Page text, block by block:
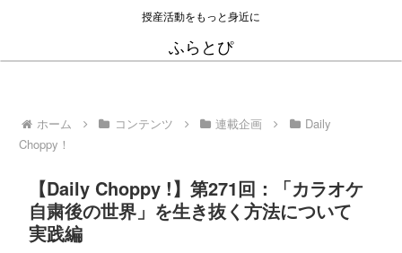
授産活動をもっと身近に
ふらとぴ
ホーム コンテンツ 連載企画
Daily
Choppy！
【Daily Choppy !】第271回：「カラオケ
自粛後の世界」を生き抜く方法について
実践編